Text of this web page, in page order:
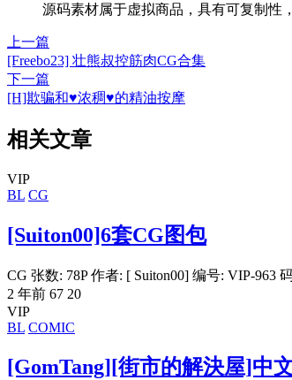
源码素材属于虚拟商品，具有可复制性
上一篇
[Freebo23] 壮熊叔控筋肉CG合集
下一篇
[H]欺骗和♥浓稠♥的精油按摩
相关文章
VIP
BL CG
[Suiton00]6套CG图包
CG 张数: 78P 作者: [ Suiton00] 编号: VIP-963
2 年前 67 20
VIP
BL COMIC
[GomTang][街市的解決屋]中